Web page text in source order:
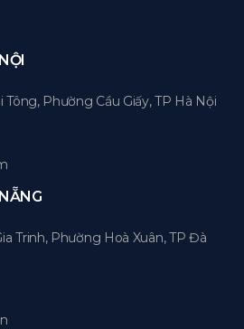
Tông, Phường Cầu Giấy, TP Hà Nội
Trinh, Phường Hoà Xuân, TP Đà